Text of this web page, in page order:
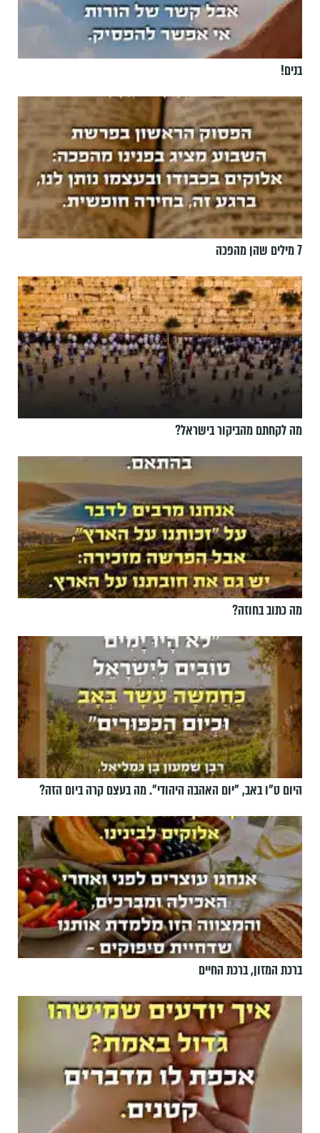
בנים!
7 מילים שהן מהפכה
מה לקחתם מהביקור בישראל?
מה כתוב בחוזה?
היום ט"ו באב, ”יום האהבה היהודי". מה בעצם קרה ביום הזה?
ברכת המזון, ברכת החיים